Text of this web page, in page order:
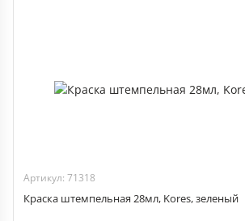
Артикул: 71318
Краска штемпельная 28мл, Kores, зеленый